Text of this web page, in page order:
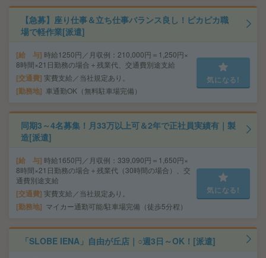
【急募】座り仕事＆立ち仕事バランス良し！ピカピカ職
場で軽作業[派遣]
給 与 時給1250円／月収例：210,000円＝1,250円×
8時間×21日勤務の場合＋残業代、交通費別途支給
交通費 実費支給／当社規定あり。
勤務地 車通勤OK（無料駐車場完備）
気になる!
同期3～4名募集！月33万以上可＆2年で正社員実績有｜製
造[派遣]
給 与 時給1650円／月収例：339,090円＝1,650円×
8時間×21日勤務の場合＋残業代（30時間の場合）、交
通費別途支給
交通費 実費支給／当社規定あり。
勤務地 マイカー通勤可能/駐車場完備（徒歩5分程）
気になる!
「SLOBE IENA」自由が丘店｜○週3日～OK！[派遣]